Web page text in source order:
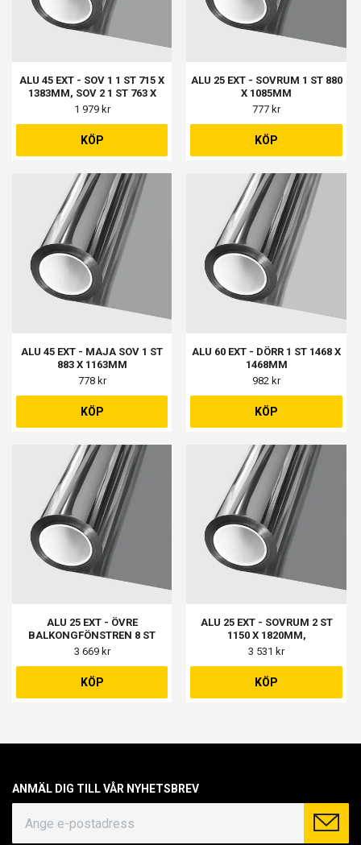
ALU 45 EXT - SOV 1 1 ST 715 X
1383MM, SOV 2 1 ST 763 X
1422MM, BALK 1 1 ST 768 X
1398MM
1 979 kr
KÖP
ALU 25 EXT - SOVRUM 1 ST 880
X 1085MM
777 kr
KÖP
ALU 45 EXT - MAJA SOV 1 ST
883 X 1163MM
778 kr
KÖP
ALU 60 EXT - DÖRR 1 ST 1468 X
1468MM
982 kr
KÖP
ALU 25 EXT - ÖVRE
BALKONGFÖNSTREN 8 ST
1220 X 720MM
3 669 kr
KÖP
ALU 25 EXT - SOVRUM 2 ST
1150 X 1820MM,
VARDAGSRUM 2 ST 1150 X
ST 1150 X 300MM
3 531 kr
KÖP
ANMÄL DIG TILL VÅR NYHETSBREV